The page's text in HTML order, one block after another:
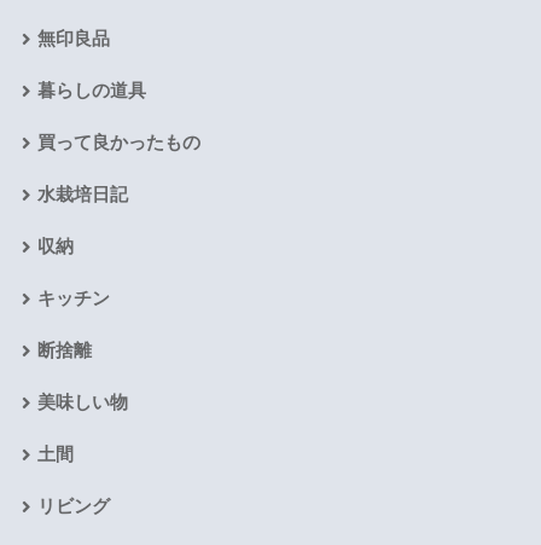
無印良品
暮らしの道具
買って良かったもの
水栽培日記
収納
キッチン
断捨離
美味しい物
土間
リビング